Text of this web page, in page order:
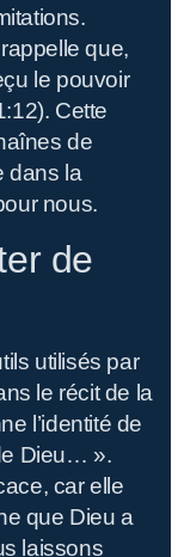
que,
le pouvoir
Cette
de
dans la
nous.
de
utilisés par
le récit de la
l’identité de
Dieu… ».
car elle
que Dieu a
laissons